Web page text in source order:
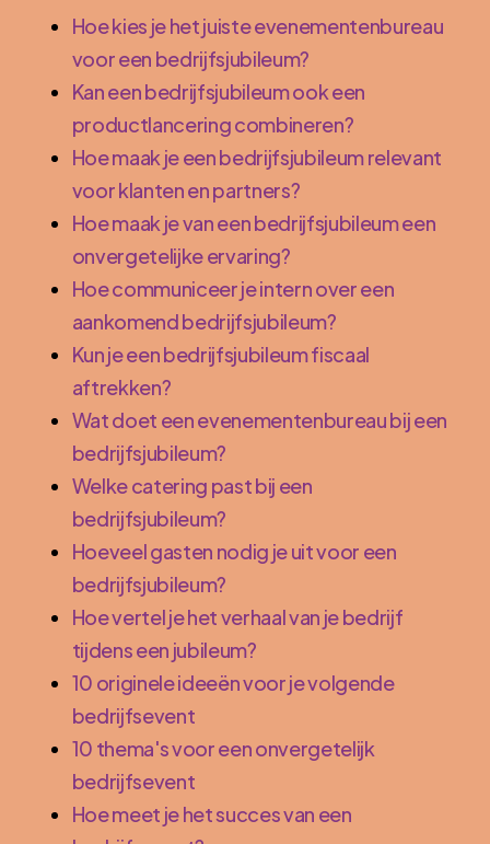
Hoe kies je het juiste evenementenbureau
voor een bedrijfsjubileum?
Kan een bedrijfsjubileum ook een
productlancering combineren?
Hoe maak je een bedrijfsjubileum relevant
voor klanten en partners?
Hoe maak je van een bedrijfsjubileum een
onvergetelijke ervaring?
Hoe communiceer je intern over een
aankomend bedrijfsjubileum?
Kun je een bedrijfsjubileum fiscaal
aftrekken?
Wat doet een evenementenbureau bij een
bedrijfsjubileum?
Welke catering past bij een
bedrijfsjubileum?
Hoeveel gasten nodig je uit voor een
bedrijfsjubileum?
Hoe vertel je het verhaal van je bedrijf
tijdens een jubileum?
10 originele ideeën voor je volgende
bedrijfsevent
10 thema's voor een onvergetelijk
bedrijfsevent
Hoe meet je het succes van een